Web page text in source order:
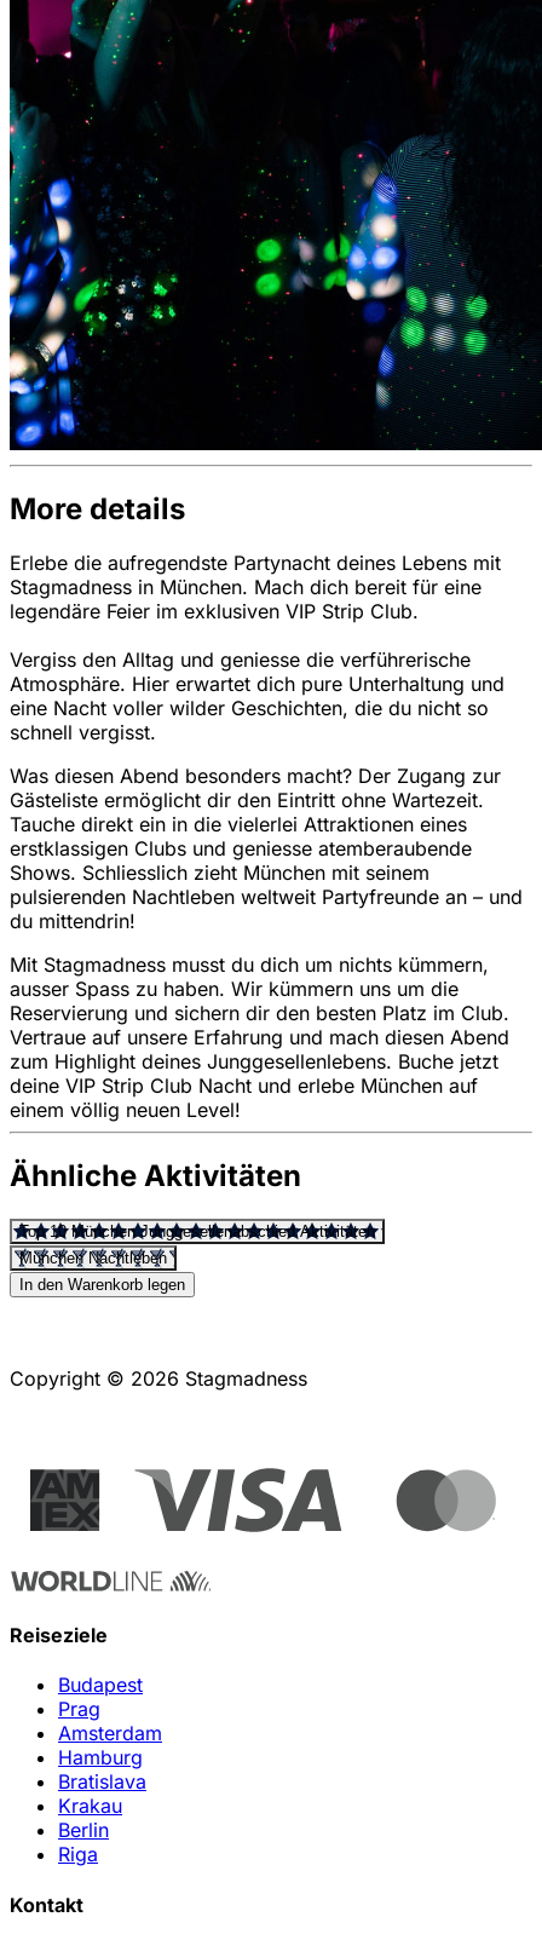
More details
Erlebe die aufregendste Partynacht deines Lebens mit
Stagmadness in München. Mach dich bereit für eine
legendäre Feier im exklusiven VIP Strip Club.
Vergiss den Alltag und geniesse die verführerische
Atmosphäre. Hier erwartet dich pure Unterhaltung und
eine Nacht voller wilder Geschichten, die du nicht so
schnell vergisst.
Was diesen Abend besonders macht? Der Zugang zur
Gästeliste ermöglicht dir den Eintritt ohne Wartezeit.
Tauche direkt ein in die vielerlei Attraktionen eines
erstklassigen Clubs und geniesse atemberaubende
Shows. Schliesslich zieht München mit seinem
pulsierenden Nachtleben weltweit Partyfreunde an – und
du mittendrin!
Mit Stagmadness musst du dich um nichts kümmern,
ausser Spass zu haben. Wir kümmern uns um die
Reservierung und sichern dir den besten Platz im Club.
Vertraue auf unsere Erfahrung und mach diesen Abend
zum Highlight deines Junggesellenlebens. Buche jetzt
deine VIP Strip Club Nacht und erlebe München auf
einem völlig neuen Level!
Ähnliche Aktivitäten
Top 10 München Junggesellenabschied Aktivitäten
München Nachtleben
In den Warenkorb legen
Copyright © 2026 Stagmadness
Reiseziele
Budapest
Prag
Amsterdam
Hamburg
Bratislava
Krakau
Berlin
Riga
Kontakt